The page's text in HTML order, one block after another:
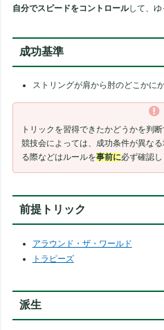
自分でスピードをコントロールして、ゆ
成功基準
ストリングが肩から肘のどこかに
トリックを習得できたかどうかを判
競技会によっては、成功条件が異な
る際などはルールを事前に必ず確認し
前提トリック
アラウンド・ザ・ワールド
トラピーズ
派生